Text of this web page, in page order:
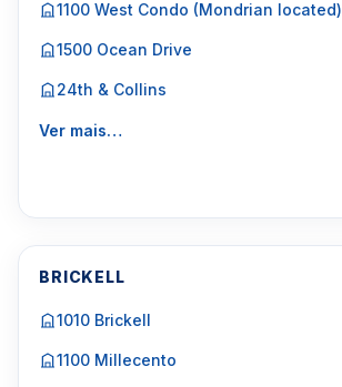
1100 West Condo (Mondrian located)
1500 Ocean Drive
24th & Collins
Ver mais…
BRICKELL
1010 Brickell
1100 Millecento